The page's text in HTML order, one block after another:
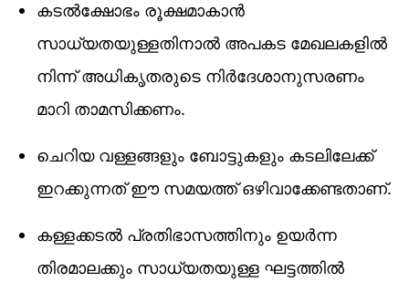
കടല്‍ക്ഷോഭം രൂക്ഷമാകാന്‍
സാധ്യതയുള്ളതിനാല്‍ അപകട മേഖലകളില്‍
നിന്ന് അധികൃതരുടെ നിര്‍ദേശാനുസരണം
മാറി താമസിക്കണം.
ചെറിയ വള്ളങ്ങളും ബോട്ടുകളും കടലിലേക്ക്
ഇറക്കുന്നത് ഈ സമയത്ത് ഒഴിവാക്കേണ്ടതാണ്.
കള്ളക്കടല്‍ പ്രതിഭാസത്തിനും ഉയര്‍ന്ന
തിരമാലക്കും സാധ്യതയുള്ള ഘട്ടത്തില്‍